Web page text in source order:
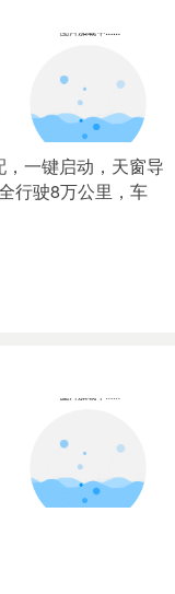
一键启动，天窗导
行驶8万公里，车